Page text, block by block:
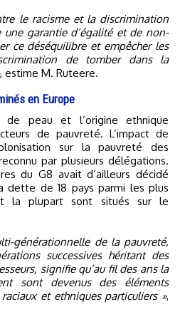
le racisme et la discrimination
garantie d’égalité et de non-
ce déséquilibre et empêcher les
de tomber dans la
, estime M. Ruteere.
en Europe
de pauvreté. L’impact de
sur la pauvreté des
par plusieurs délégations.
du G8 avait d’ailleurs décidé
dette de 18 pays parmi les plus
la plupart sont situés sur le
générationnelle de la pauvreté,
successives héritant des
signifie qu’au fil des ans la
sont devenus des éléments
et ethniques particuliers »,